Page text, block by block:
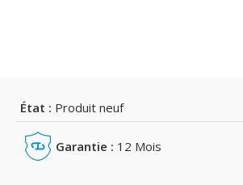
État : Produit neuf
Garantie : 12 Mois